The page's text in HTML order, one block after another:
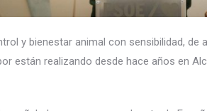
y bienestar animal con sensibilidad,
están realizando desde hace años en